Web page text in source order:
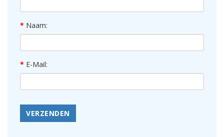
Naam:
E-Mail:
VERZENDEN